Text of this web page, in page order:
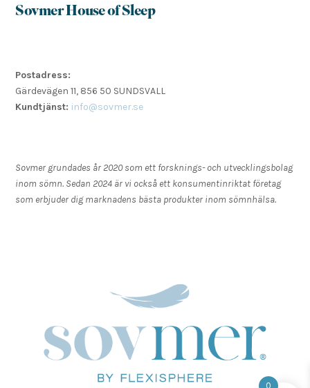
Sovmer House of Sleep
Postadress:
Gärdevägen 11, 856 50 SUNDSVALL
Kundtjänst: info@sovmer.se
Sovmer grundades år 2020 som ett forsknings- och utvecklingsbolag
inom sömn. Sedan 2024 är vi också ett konsumentinriktat företag
som erbjuder dig marknadens bästa produkter inom sömnhälsa.
0